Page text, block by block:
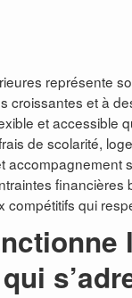
représente
croissantes et à
et accessible
de scolarité,
accompagnement
qui